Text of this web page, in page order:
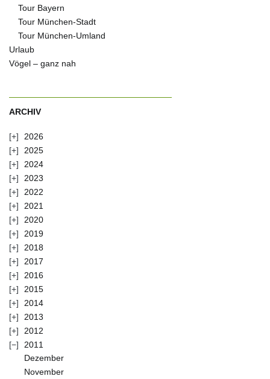
Tour Bayern
Tour München-Stadt
Tour München-Umland
Urlaub
Vögel – ganz nah
ARCHIV
2026
2025
2024
2023
2022
2021
2020
2019
2018
2017
2016
2015
2014
2013
2012
2011
Dezember
November